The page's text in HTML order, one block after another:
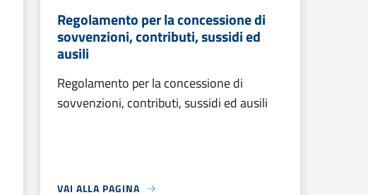
Regolamento per la concessione di
sovvenzioni, contributi, sussidi ed
ausili
Regolamento per la concessione di
sovvenzioni, contributi, sussidi ed ausili
VAI ALLA PAGINA